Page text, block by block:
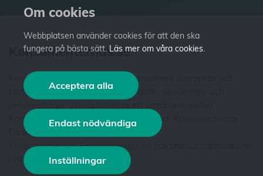
Konsumenternas.se
Konsumenternas.se ger dig som konsument oberoende och
kostnadsfri fakta och vägledning i bank-, försäkrings- och
Konsumenternas Bank- och finansbyrå och Konsumenternas
Försäkringsbyrå. Vi är stiftelser som har
Konsumentverket,Finansinspektionen
i våra styrelser. Läs merom oss .
Om cookies
Webbplatsen använder cookies för att den ska
fungera på bästa sätt. Läs mer om våra cookies.
Acceptera alla
Endast nödvändiga
Inställningar